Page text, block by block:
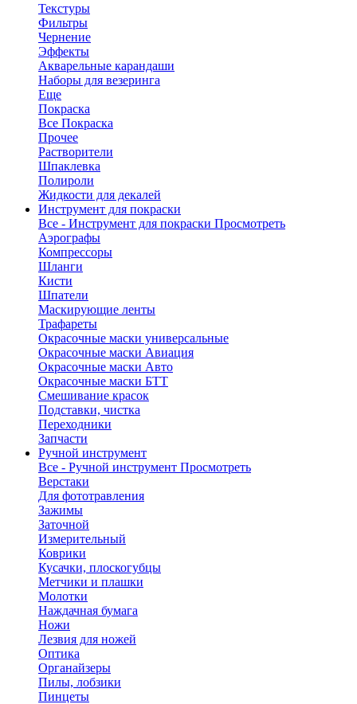
Текстуры
Фильтры
Чернение
Эффекты
Акварельные карандаши
Наборы для везеринга
Еще
Покраска
Все Покраска
Прочее
Растворители
Шпаклевка
Полироли
Жидкости для декалей
Инструмент для покраски
Все - Инструмент для покраски Просмотреть
Аэрографы
Компрессоры
Шланги
Кисти
Шпатели
Маскирующие ленты
Трафареты
Окрасочные маски универсальные
Окрасочные маски Авиация
Окрасочные маски Авто
Окрасочные маски БТТ
Смешивание красок
Подставки, чистка
Переходники
Запчасти
Ручной инструмент
Все - Ручной инструмент Просмотреть
Верстаки
Для фототравления
Зажимы
Заточной
Измерительный
Коврики
Кусачки, плоскогубцы
Метчики и плашки
Молотки
Наждачная бумага
Ножи
Лезвия для ножей
Оптика
Органайзеры
Пилы, лобзики
Пинцеты